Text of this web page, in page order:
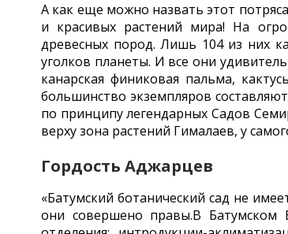
А как еще можно назвать этот
и красивых растений мира! На
древесных пород. Лишь 104 из них
уголков планеты. И все они
канарская финиковая пальма,
большинство экземпляров
по принципу легендарных Садов
верху зона растений Гималаев, у
Гордость Аджарцев
«Батумский ботанический сад не
они совершено правы.В Батумском